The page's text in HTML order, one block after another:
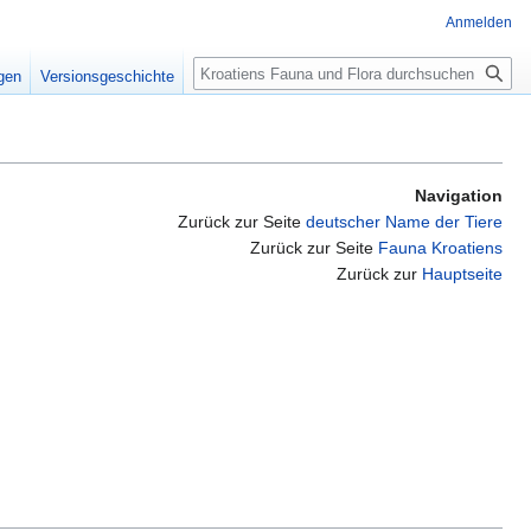
Navigation
Zurück zur Seite deutscher Name der Tiere
Zurück zur Seite Fauna Kroatiens
Zurück zur Hauptseite
Anmelden
Versionsgeschichte Suche